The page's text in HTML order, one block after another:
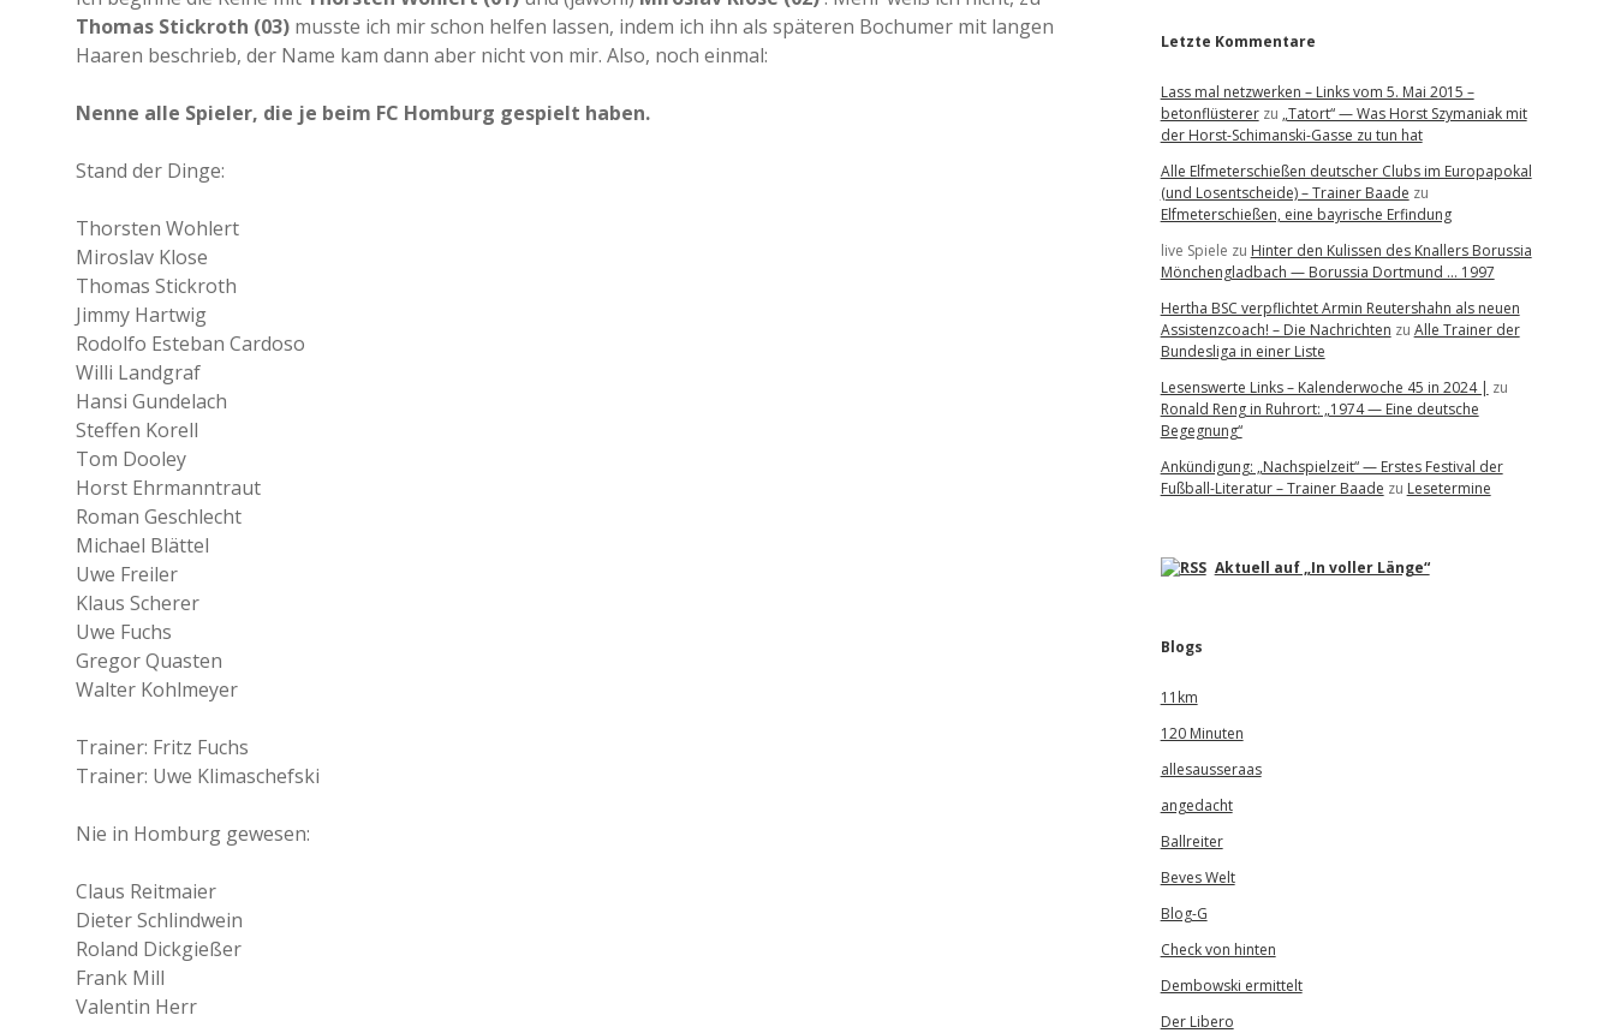
Thomas Stickroth (03) musste ich mir schon helfen lassen, indem ich ihn als späteren Bochumer mit langen
Haaren beschrieb, der Name kam dann aber nicht von mir. Also, noch einmal:
Nenne alle Spieler, die je beim FC Homburg gespielt haben.
Stand der Dinge:
Thorsten Wohlert
Miroslav Klose
Thomas Stickroth
Jimmy Hartwig
Rodolfo Esteban Cardoso
Willi Landgraf
Hansi Gundelach
Steffen Korell
Tom Dooley
Horst Ehrmanntraut
Roman Geschlecht
Michael Blättel
Uwe Freiler
Klaus Scherer
Uwe Fuchs
Gregor Quasten
Walter Kohlmeyer
Trainer: Fritz Fuchs
Trainer: Uwe Klimaschefski
Nie in Homburg gewesen:
Claus Reitmaier
Dieter Schlindwein
Roland Dickgießer
Frank Mill
Valentin Herr
Letzte Kommentare
Lass mal netzwerken – Links vom 5. Mai 2015 –
betonflüstererzu „Tatort“ — Was Horst Szymaniak mit
der Horst-Schimanski-Gasse zu tun hat
Alle Elfmeterschießen deutscher Clubs im Europapokal
(und Losentscheide) – Trainer Baade zu
Elfmeterschießen, eine bayrische Erfindung
live Spiele zu Hinter den Kulissen des Knallers Borussia
Mönchengladbach — Borussia Dortmund … 1997
Hertha BSC verpflichtet Armin Reutershahn als neuen
Assistenzcoach! – Die Nachrichten zu Alle Trainer der
Bundesliga in einer Liste
Lesenswerte Links – Kalenderwoche 45 in 2024 | zu
Ronald Reng in Ruhrort: „1974 — Eine deutsche
Begegnung“
Ankündigung: „Nachspielzeit“ — Erstes Festival der
Fußball-Literatur – Trainer Baade zu Lesetermine
Aktuell auf „In voller Länge“
Blogs
11km
120 Minuten
allesausseraas
angedacht
Ballreiter
Beves Welt
Blog-G
Check von hinten
Dembowski ermittelt
Der Libero